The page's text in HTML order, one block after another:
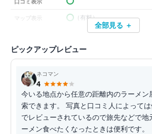
口コミ表示
マップ表示 （有料）
全部見る ＋
ピックアップレビュー
ネコマン
4
今いる地点から任意の距離内のラーメン
索できます。 写真と口コミ人によっては
でレビューされているので旅先などで地
ーメン食べたくなったときは便利です。